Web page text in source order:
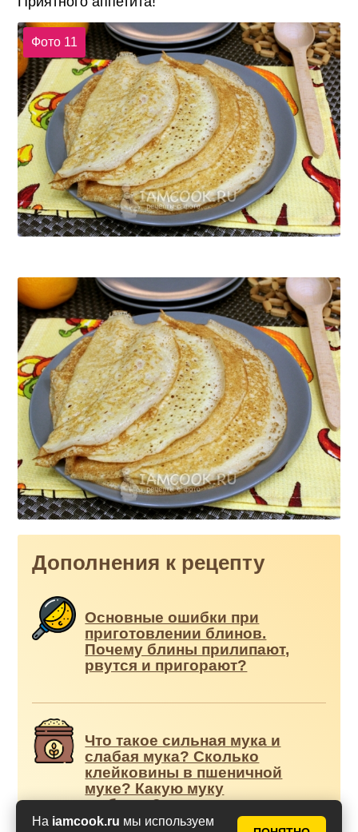
На iamcook.ru мы используем
Фото 11
Дополнения к рецепту
Основные ошибки при
приготовлении блинов.
Почему блины прилипают,
рвутся и пригорают?
Что такое сильная мука и
слабая мука? Сколько
клейковины в пшеничной
муке? Какую муку
выбрать?